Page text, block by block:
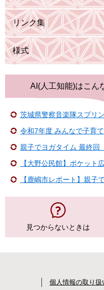
リンク集
様式
AI(人工知能)はこん
茨城県警察音楽隊スプリ
令和7年度 みんなで子育
親子でヨガタイム 最終回
【大野公民館】ポケット
【鹿嶋市レポート】親子
見つからないときは
個人情報の取り扱